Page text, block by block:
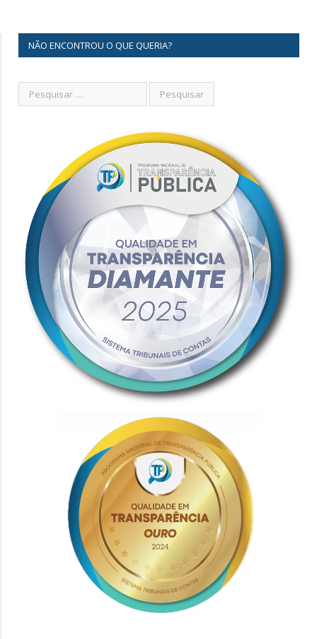
NÃO ENCONTROU O QUE QUERIA?